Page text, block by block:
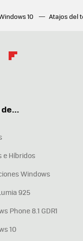
10 Atajos del
e Híbridos
Windows
925
Phone 8.1 GDR1
10